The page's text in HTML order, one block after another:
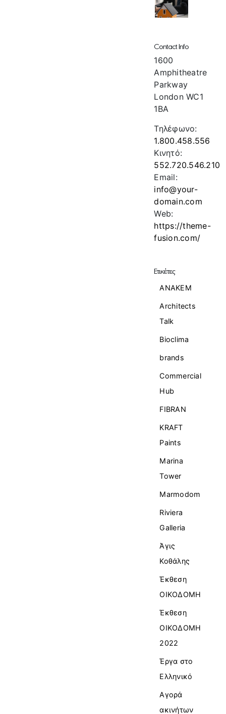
Contact Info
1600
Amphitheatre
Parkway
London WC1
1BA
Τηλέφωνο:
1.800.458.556
Κινητό:
552.720.546.210
Email:
info@your-
domain.com
Web:
https://theme-
fusion.com/
Ετικέτες
ANAKEM
Architects
Talk
Bioclima
brands
Commercial
Ηub
FIBRAN
KRAFT
Paints
Marina
Tower
Marmodom
Riviera
Galleria
Άγις
Κοθάλης
Έκθεση
ΟΙΚΟΔΟΜΗ
Έκθεση
ΟΙΚΟΔΟΜΗ
2022
Έργα στο
Ελληνικό
Αγορά
ακινήτων